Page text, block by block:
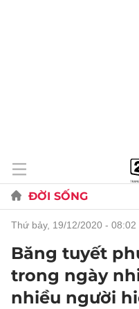
ĐỜI SỐNG
thứ bảy, 19/12/2020 - 08:02
Băng tuyết
trong ngày
nhiều người